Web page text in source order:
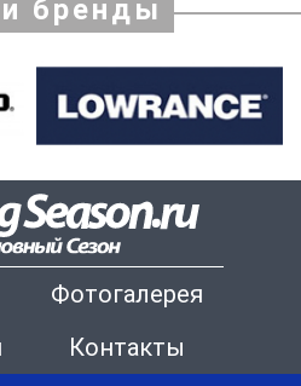
бренды
Фотогалерея
Контакты